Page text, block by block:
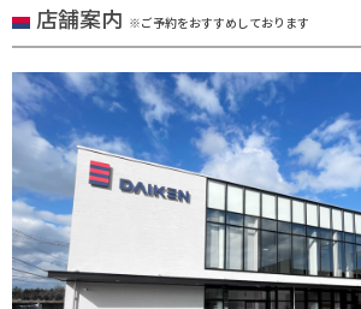
店舗案内 ※ご予約をおすすめしております